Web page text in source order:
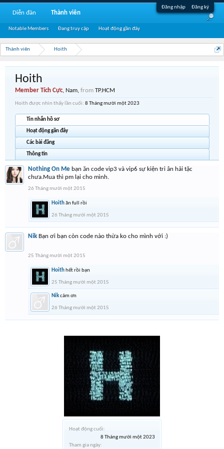
Đăng nhập Đăng ký
Thành viên Hoith
Hoạt động cuối:
8 Tháng mười một 2023
Tham gia ngày:
Hoith
Member Tích Cực, Nam, from TP.HCM
Hoith được nhìn thấy lần cuối: 8 Tháng mười một 2023
Tin nhắn hồ sơ
Hoạt động gần đây
Các bài đăng
Thông tin
Nothing On Me bạn ăn code vip3 và vip6 sự kiện tri ân hải tặc
chưa.Mua thì pm lại cho mình.
26 Tháng mười một 2015
Hoithăn full rồi
26 Tháng mười một 2015
Nik Bạn ơi bạn còn code nào thừa ko cho mình với :)
25 Tháng mười một 2015
Hoith hết rồi bạn
25 Tháng mười một 2015
Nikcảm ơn
26 Tháng mười một 2015
Diễn đàn Thành viên
Notable Members Đang truy cập Hoạt động gần đây